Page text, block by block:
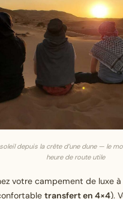
depuis la crête d’une dune — le
heure de route utile
votre campement de luxe
transfert en 4×4).